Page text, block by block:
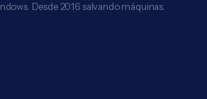
Desde 2016 salvando máquinas.